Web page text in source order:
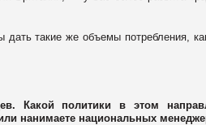
такие же объемы потребления,
Какой политики в этом
нанимаете национальных